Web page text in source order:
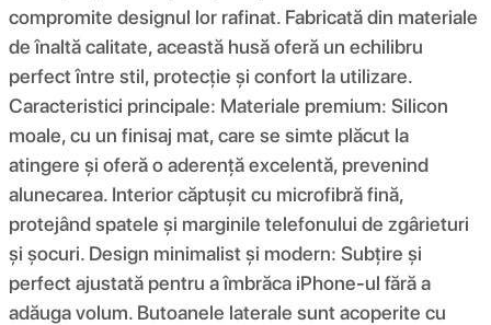
compromite designul lor rafinat. Fabricată din materiale
de înaltă calitate, această husă oferă un echilibru
perfect între stil, protecție și confort la utilizare.
Caracteristici principale: Materiale premium: Silicon
moale, cu un finisaj mat, care se simte plăcut la
atingere și oferă o aderență excelentă, prevenind
alunecarea. Interior căptușit cu microfibră fină,
protejând spatele și marginile telefonului de zgârieturi
și șocuri. Design minimalist și modern: Subțire și
perfect ajustată pentru a îmbrăca iPhone-ul fără a
adăuga volum. Butoanele laterale sunt acoperite cu